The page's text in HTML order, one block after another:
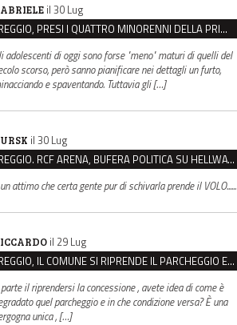
il 30 Lug
REGGIO, PRESI I QUATTRO MINORENNI DELLA PRIMA RAPINA ALLA FARMACIA DI COVIOLO
adolescenti di oggi sono forse "meno" maturi di quelli del
scorso, però sanno pianificare nei dettagli un furto,
e spaventando. Tuttavia gli […]
il 30 Lug
REGGIO. RCF ARENA, BUFERA POLITICA SU HELLWATT FESTIVAL
attimo che certa gente pur di schivarla prende il VOLO......
il 29 Lug
REGGIO, IL COMUNE SI RIPRENDE IL PARCHEGGIO EX CASERMA ZUCCHI PER 4,6 MILIONI
il riprendersi la concessione , avete idea di come è
quel parcheggio e in che condizione versa? È una
unica , […]